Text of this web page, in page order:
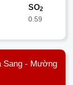
SO2
0.59
Sang - Mường